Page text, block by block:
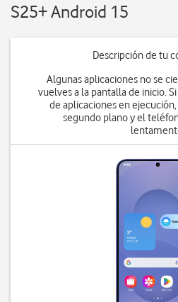
S25+ Android 15
Descripción de tu
Algunas aplicaciones no se
vuelves a la pantalla de inicio.
de aplicaciones en
segundo plano y el